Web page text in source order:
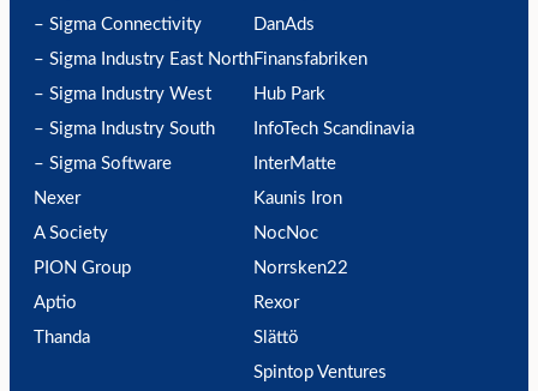
– Sigma Connectivity
– Sigma Industry East North
– Sigma Industry West
– Sigma Industry South
– Sigma Software
Nexer
A Society
PION Group
Aptio
Thanda
DanAds
Finansfabriken
Hub Park
InfoTech Scandinavia
InterMatte
Kaunis Iron
NocNoc
Norrsken22
Rexor
Slättö
Spintop Ventures